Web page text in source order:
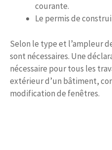
courante.
Le permis de
Selon le type et l’ampleur
sont nécessaires. Une
nécessaire pour tous les
extérieur d’un bâtiment,
modification de fenêtres.